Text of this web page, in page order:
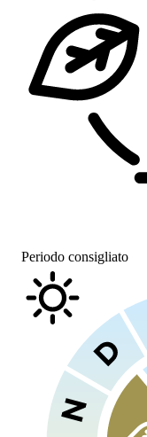
Periodo consigliato